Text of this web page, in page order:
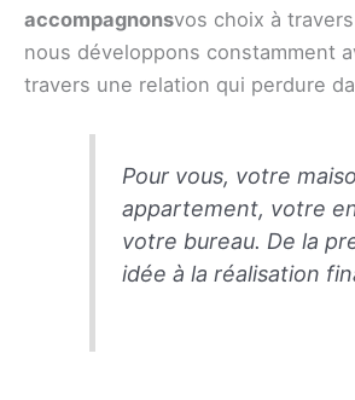
accompagnonsvos choix à
nous développons constamment
travers une relation qui perdure
Pour vous, votre
appartement, votre
votre bureau. De la
idée à la réalisation